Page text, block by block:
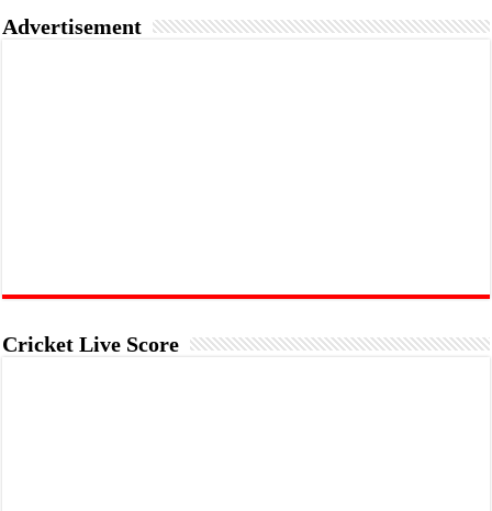
Advertisement
Cricket Live Score